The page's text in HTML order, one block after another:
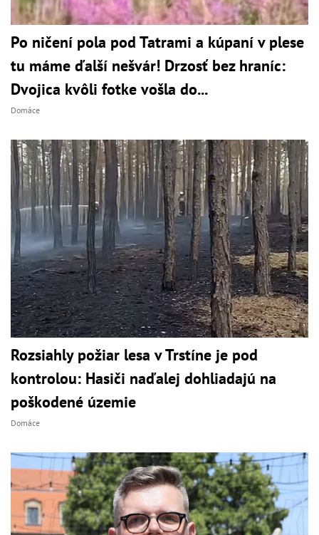
Po ničení pola pod Tatrami a kúpaní v plese
tu máme ďalší nešvár! Drzosť bez hraníc:
Dvojica kvôli fotke vošla do...
Domáce
Rozsiahly požiar lesa v Trstíne je pod
kontrolou: Hasiči naďalej dohliadajú na
poškodené územie
Domáce